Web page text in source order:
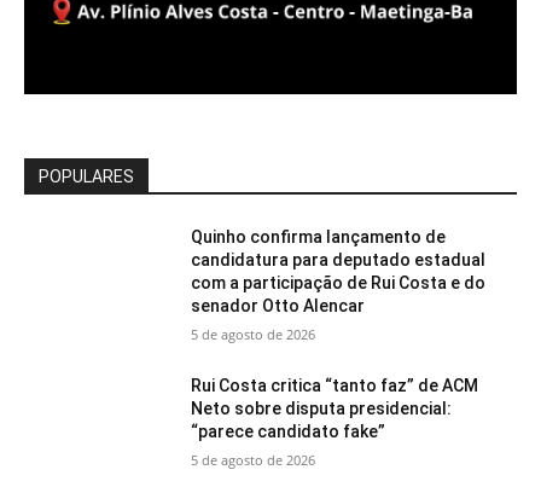
POPULARES
Quinho confirma lançamento de
candidatura para deputado estadual
com a participação de Rui Costa e do
senador Otto Alencar
5 de agosto de 2026
Rui Costa critica “tanto faz” de ACM
Neto sobre disputa presidencial:
“parece candidato fake”
5 de agosto de 2026